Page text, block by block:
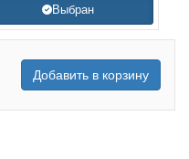
Выбран
Добавить в корзину